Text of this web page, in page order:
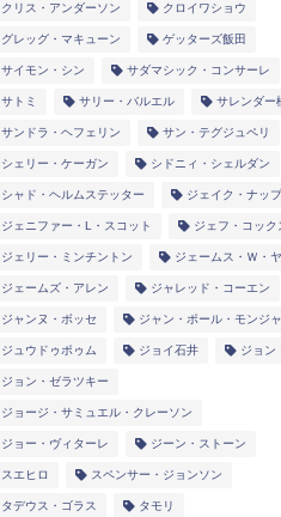
クリス・アンダーソン クロイワショウ
グレッグ・マキューン ゲッターズ飯田
サイモン・シン サダマシック・コンサーレ
サトミ サリー・バルエル サレンダー
サンドラ・ヘフェリン サン・テグジュペリ
シェリー・ケーガン シドニィ・シェルダン
シャド・ヘルムステッター ジェイク・ナップ
ジェニファー・L・スコット ジェフ・コック
ジェリー・ミンチントン ジェームス・Ｗ・
ジェームズ・アレン ジャレッド・コーエン
ジャンヌ・ボッセ ジャン・ポール・モンジ
ジュウドゥポゥム ジョイ石井 ジョン
ジョン・ゼラツキー
ジョージ・サミュエル・クレーソン
ジョー・ヴィターレ ジーン・ストーン
スエヒロ スペンサー・ジョンソン
タデウス・ゴラス タモリ